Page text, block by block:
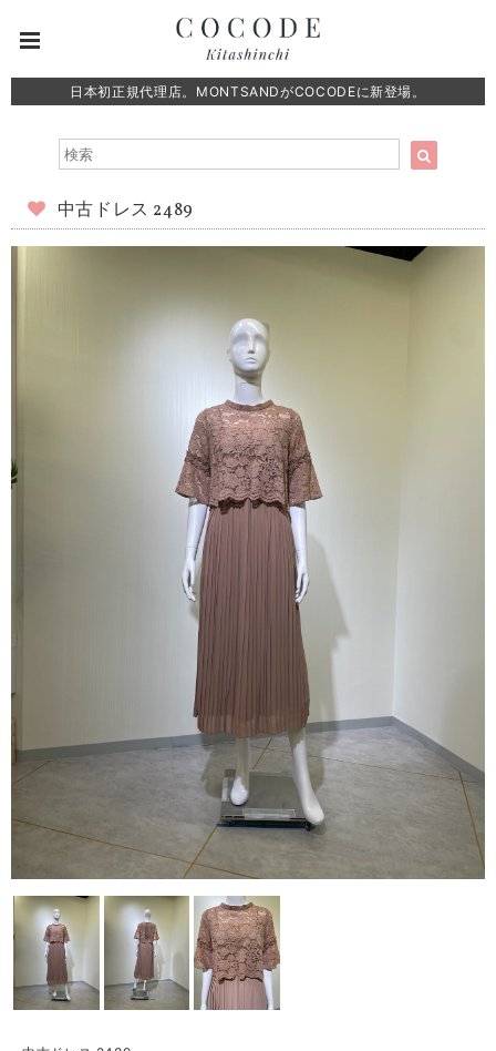
日本初正規代理店。MONTSANDがCOCODEに新登場。
中古ドレス 2489